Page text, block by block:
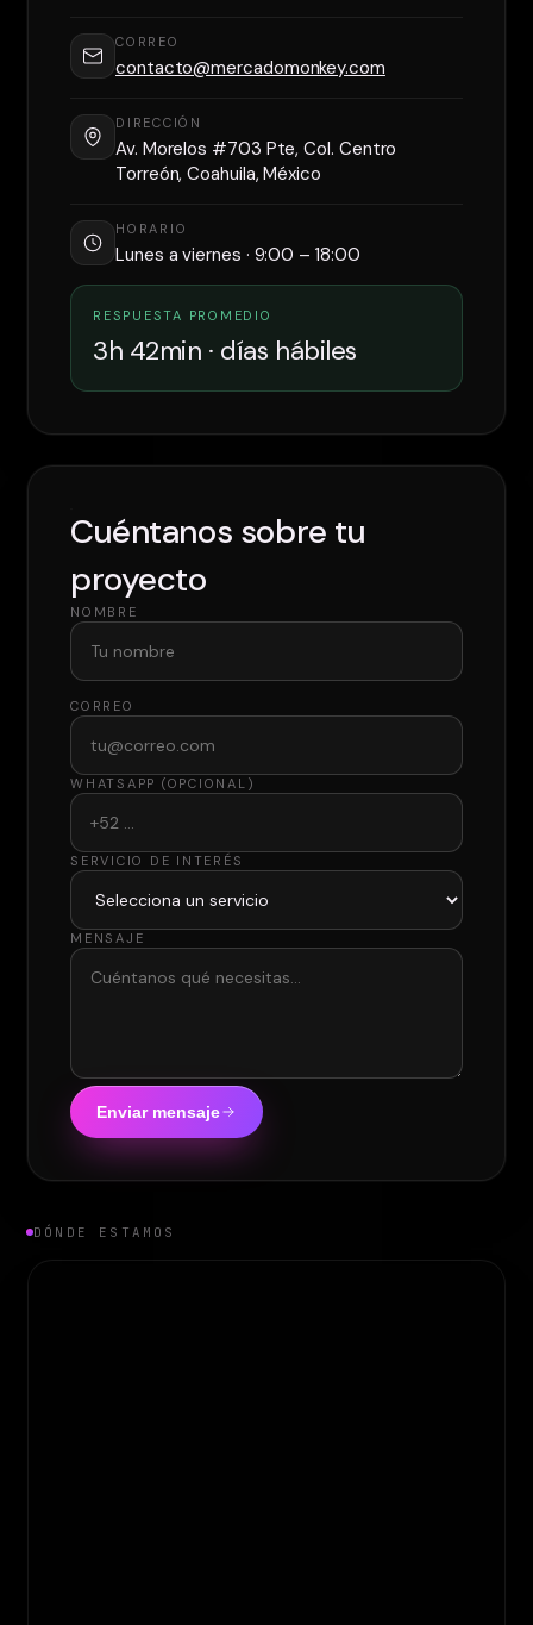
CORREO
contacto@mercadomonkey.com
DIRECCIÓN
Av. Morelos #703 Pte, Col. Centro
Torreón, Coahuila, México
HORARIO
Lunes a viernes · 9:00 – 18:00
RESPUESTA PROMEDIO
3h 42min · días hábiles
Cuéntanos sobre tu
proyecto
NOMBRE
CORREO
WHATSAPP (OPCIONAL)
SERVICIO DE INTERÉS
MENSAJE
Enviar mensaje
DÓNDE ESTAMOS